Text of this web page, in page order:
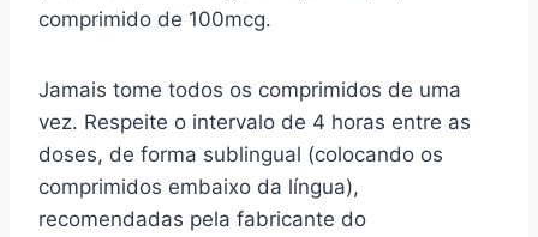
comprimido de 100mcg.
Jamais tome todos os comprimidos de uma
vez. Respeite o intervalo de 4 horas entre as
doses, de forma sublingual (colocando os
comprimidos embaixo da língua),
recomendadas pela fabricante do